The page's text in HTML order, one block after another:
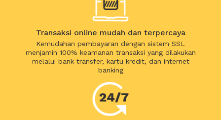
Transaksi online mudah dan terpercaya
Kemudahan pembayaran dengan sistem SSL
menjamin 100% keamanan transaksi yang dilakukan
melalui bank transfer, kartu kredit, dan internet
banking